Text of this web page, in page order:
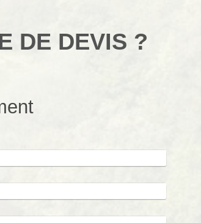
DE DEVIS ?